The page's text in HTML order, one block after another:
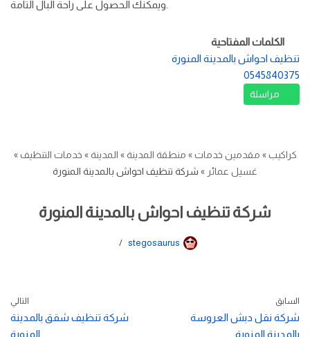
الكلمات المفتاحية
تنظيف احواش بالمدينة المنورة
0545840375
مراسلة
كراكيب» مقدمين خدمات» منطقة المدينة» المدينة» خدمات التنظيف»
غسيل عمائر » شركة تنظيف احواش بالمدينة المنورة
شركة تنظيف احواش بالمدينة المنورة
stegosaurus
السابق
شركة نقل دبش العروسة
بالمدينة المنورة
التالي
شركة تنظيف شقق بالمدينة
المنورة